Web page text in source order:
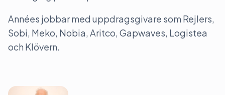
Années jobbar med uppdragsgivare som Rejlers,
Sobi, Meko, Nobia, Aritco, Gapwaves, Logistea
och Klövern.